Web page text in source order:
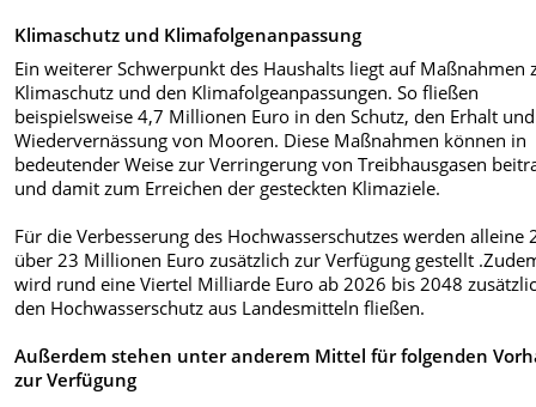
Klimaschutz und Klimafolgenanpassung
Ein weiterer Schwerpunkt des Haushalts liegt auf Maßnahmen
Klimaschutz und den Klimafolgeanpassungen. So fließen
beispielsweise 4,7 Millionen Euro in den Schutz, den Erhalt
Wiedervernässung von Mooren. Diese Maßnahmen können in
bedeutender Weise zur Verringerung von Treibhausgasen
und damit zum Erreichen der gesteckten Klimaziele.
Für die Verbesserung des Hochwasserschutzes werden alleine
über 23 Millionen Euro zusätzlich zur Verfügung gestellt
wird rund eine Viertel Milliarde Euro ab 2026 bis 2048
den Hochwasserschutz aus Landesmitteln fließen.
Außerdem stehen unter anderem Mittel für folgenden
zur Verfügung